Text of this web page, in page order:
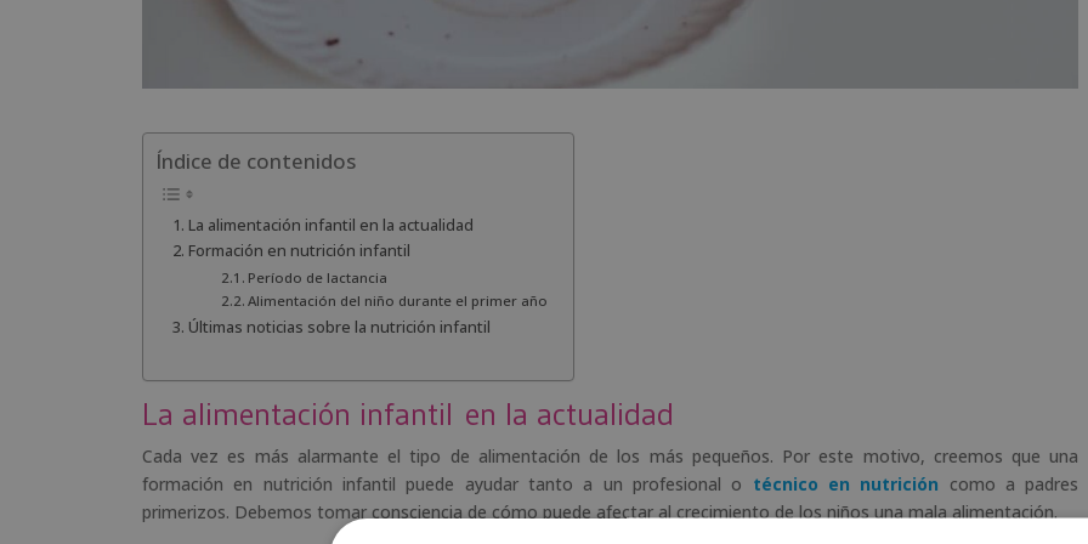
Índice de contenidos
La alimentación infantil en la actualidad
Formación en nutrición infantil
Período de lactancia
Alimentación del niño durante el primer año
Últimas noticias sobre la nutrición infantil
La alimentación infantil en la actualidad
Cada vez es más alarmante el tipo de alimentación de los más pequeños. Por este motivo, creemos que una
formación en nutrición infantil puede ayudar tanto a un profesional o técnico en nutrición como a padres
primerizos. Debemos tomar consciencia de cómo puede afectar al crecimiento de los niños una mala alimentación.